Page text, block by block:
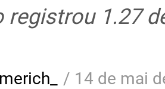
registrou 1.27
/ 14 de mai